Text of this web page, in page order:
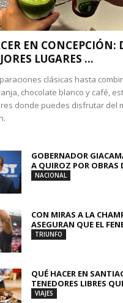
EN CONCEPCIÓN:
LUGARES ...
clásicas hasta
chocolate blanco y café,
donde puedes disfrutar del
GOBERNADOR
A QUIROZ POR OBRAS
NACIONAL
CON MIRAS A LA
ASEGURAN QUE EL
TRIUNFO
QUÉ HACER EN
TENEDORES LIBRES
VIAJES